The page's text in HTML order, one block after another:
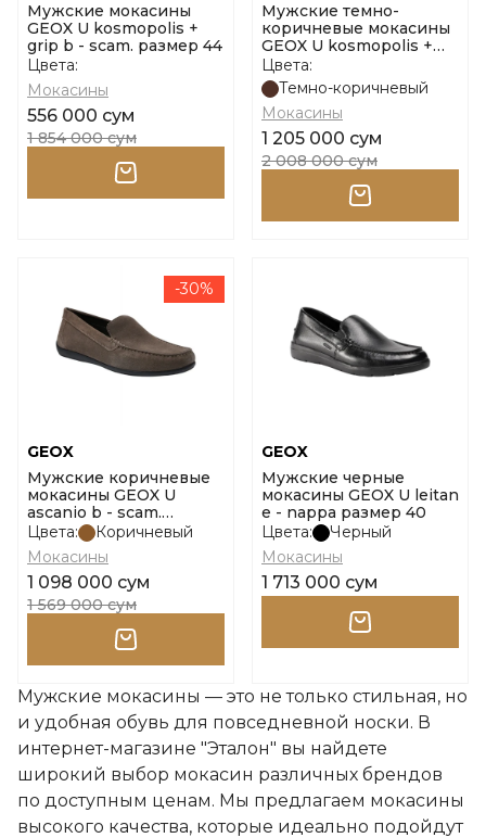
Мужские мокасины
GEOX U kosmopolis +
grip b - scam. размер 44
Цвета:
Мокасины
556 000 сум
1 854 000 сум
Мужские темно-
коричневые мокасины
GEOX U kosmopolis +
grip a - vi.bot размер 43
Цвета:
Темно-коричневый
Мокасины
1 205 000 сум
2 008 000 сум
-30%
GEOX
Мужские коричневые
мокасины GEOX U
ascanio b - scam.
размер 43
Цвета:
Коричневый
Мокасины
1 098 000 сум
1 569 000 сум
GEOX
Мужские черные
мокасины GEOX U leitan
e - nappa размер 40
Цвета:
Черный
Мокасины
1 713 000 сум
Мужские мокасины — это не только стильная, но
и удобная обувь для повседневной носки. В
интернет-магазине "Эталон" вы найдете
широкий выбор мокасин различных брендов
по доступным ценам. Мы предлагаем мокасины
высокого качества, которые идеально подойдут